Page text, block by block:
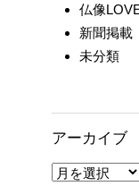
仏像
新聞掲載
未分類
アーカイブ
ア